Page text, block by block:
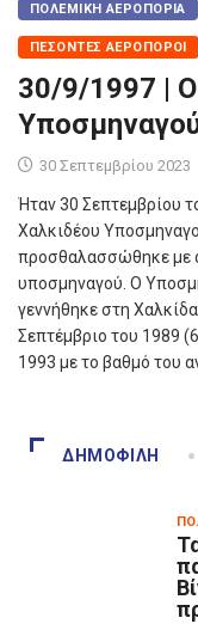
ΠΟΛΕΜΙΚΉ ΑΕΡΟΠΟΡΊΑ
ΠΕΣΌΝΤΕΣ ΑΕΡΟΠΌΡΟΙ
30/9/1997 | Ο
30 Σεπτεμβρίου 2023
Ήταν 30 Σεπτεμβρίου
Χαλκιδέου
προσθαλασσώθηκε με
υποσμηναγού. Ο
γεννήθηκε στη
Σεπτέμβριο του 1989
1993 με το βαθμό του
ΔΗΜΟΦΙΛΉ